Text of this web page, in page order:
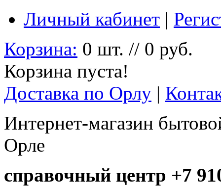
Личный кабинет |
Корзина: 0 шт. // 0 руб.
Корзина пуста!
Доставка по Орлу |
Интернет-магазин
Орле
справочный центр +7